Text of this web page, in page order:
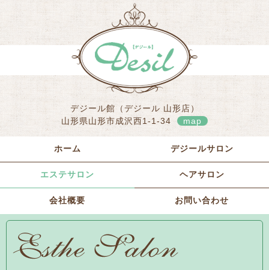
デジール館（デジール 山形店）
山形県山形市成沢西1-1-34
map
ホーム デジールサロン
エステサロン ヘアサロン
会社概要 お問い合わせ